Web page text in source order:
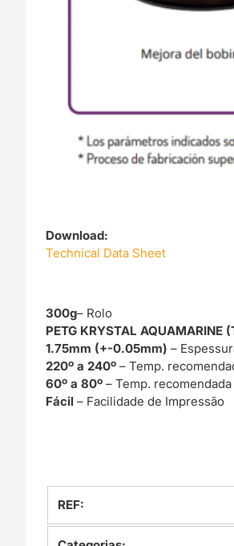
Download:
Technical Data Sheet
300g– Rolo
PETG KRYSTAL AQUAMARINE
1.75mm (+-0.05mm) –
220º a 240º – Temp.
60º a 80º – Temp.
Fácil– Facilidade de Impressão
REF: